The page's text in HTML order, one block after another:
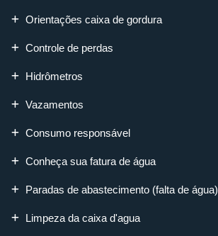
Orientações caixa de gordura
Controle de perdas
Hidrômetros
Vazamentos
Consumo responsável
Conheça sua fatura de água
Paradas de abastecimento (falta de água)
Limpeza da caixa d'agua